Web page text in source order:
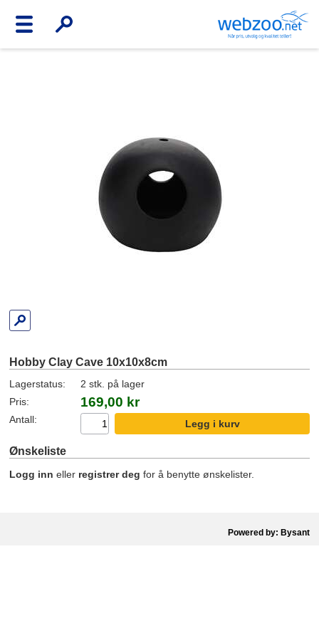
Hobby Clay Cave 10x10x8cm
Lagerstatus:
2 stk. på lager
Pris:
169,00 kr
Antall:
Ønskeliste
Logg inn eller registrer deg for å benytte ønskelister.
Powered by: Bysant